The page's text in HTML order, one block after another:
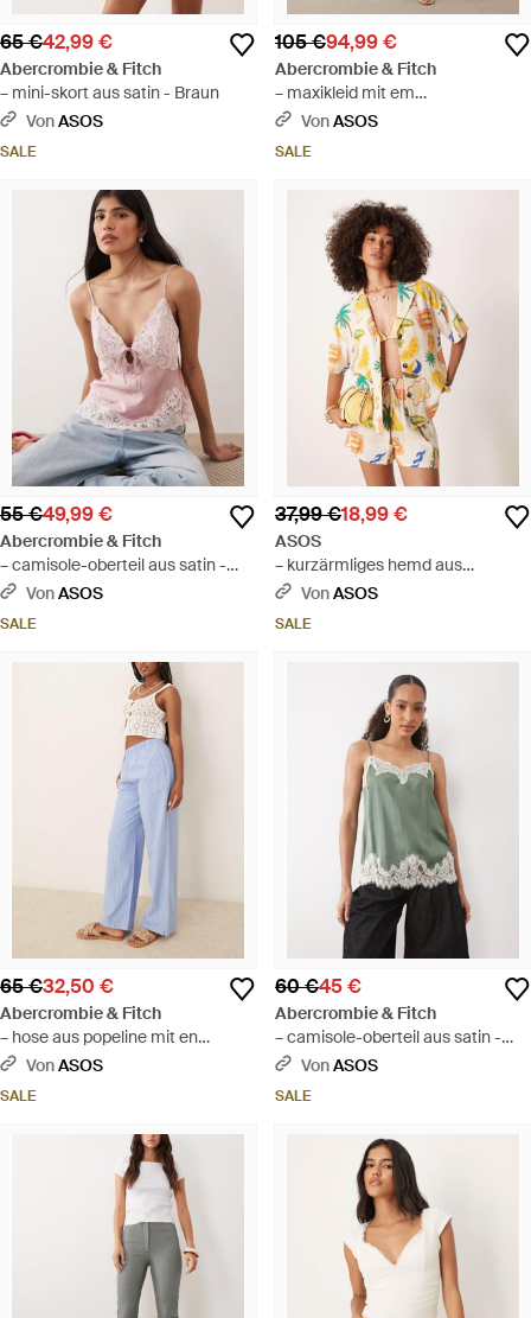
65 €42,99 €
Abercrombie & Fitch
– mini-skort aus satin - Braun
VonASOS
SALE
105 €94,99 €
Abercrombie & Fitch
– maxikleid mit em
blümchenmuster und tief
VonASOS
SALE
55 €49,99 €
Abercrombie & Fitch
– camisole-oberteil aus satin -
PinkVonASOS
SALE
37,99 €18,99 €
ASOS
– kurzärmliges hemd aus
leinenmix mit tropischem print,
VonASOS
SALE
65 €32,50 €
Abercrombie & Fitch
– hose aus popeline mit en
streifen, weitem bein und
VonASOS
SALE
60 €45 €
Abercrombie & Fitch
– camisole-oberteil aus satin -
GrünVonASOS
SALE